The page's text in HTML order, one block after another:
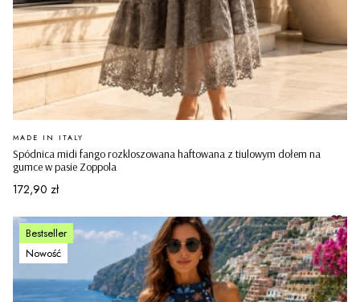
Spódnica midi fango rozkloszowana haftowana z tiulowym dołem na
gumce w pasie Zoppola
PRODUCENT
MADE IN ITALY
Cena
172,90 zł
Bestseller
Nowość